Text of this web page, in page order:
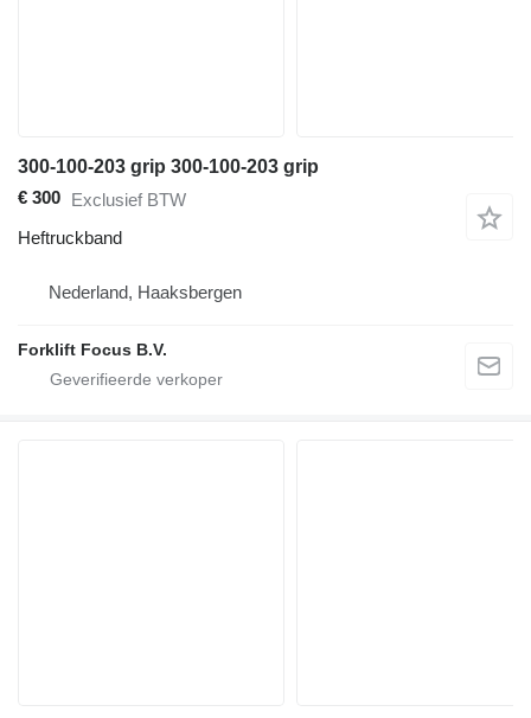
300-100-203 grip 300-100-203 grip
€ 300 Exclusief BTW
Heftruckband
Nederland, Haaksbergen
Forklift Focus B.V.